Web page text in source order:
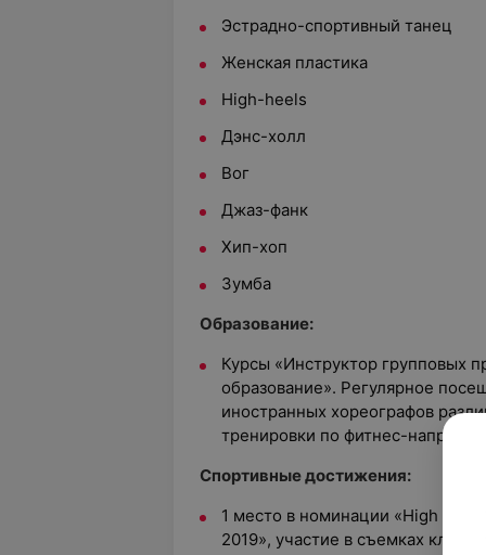
Эстрадно-спортивный танец
Женская пластика
High-heels
Дэнс-холл
Вог
Джаз-фанк
Хип-хоп
Зумба
Образование:
Курсы «Инструктор групповых
образование». Регулярное
иностранных хореографов
тренировки по фитнес-
Спортивные достижения:
1 место в номинации «High
2019», участие в съемках